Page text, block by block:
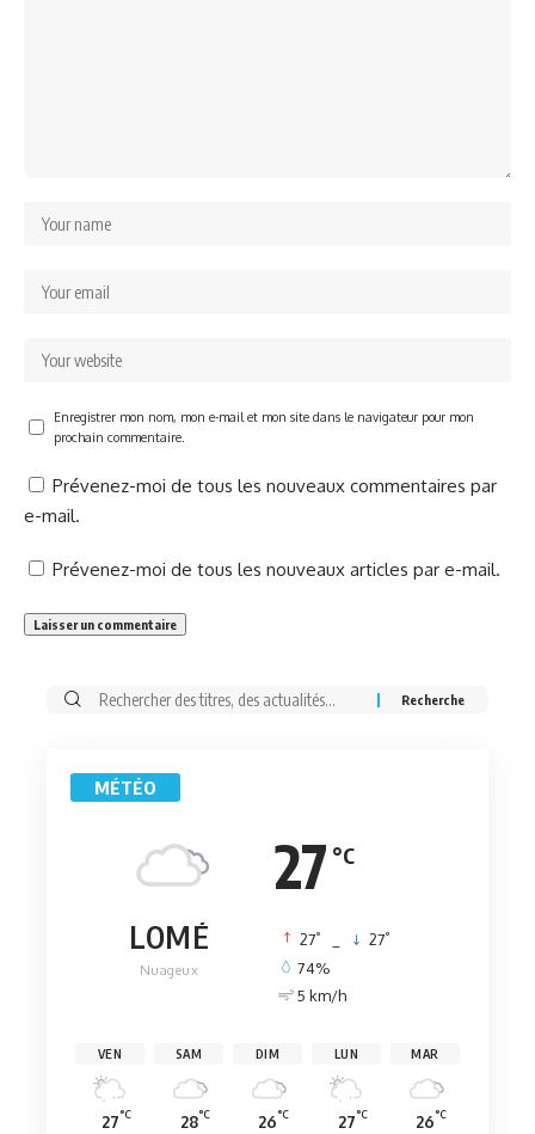
Enregistrer mon nom, mon e-mail et mon site dans le navigateur pour mon
prochain commentaire.
Prévenez-moi de tous les nouveaux commentaires par
e-mail.
Prévenez-moi de tous les nouveaux articles par e-mail.
Rechercher:
MÉTÉO
27 °C
LOMÉ
Nuageux
27° 27°
74%
5 km/h
VEN
27°C
SAM
28°C
DIM
26°C
LUN
27°C
MAR
26°C